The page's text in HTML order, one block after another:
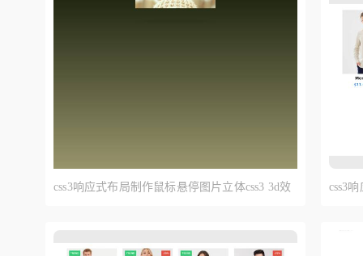
css3响应式布局制作鼠标悬停图片立体css3 3d效 css3